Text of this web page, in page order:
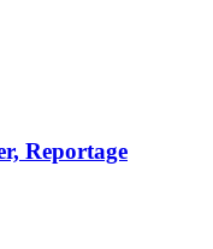
Reportage